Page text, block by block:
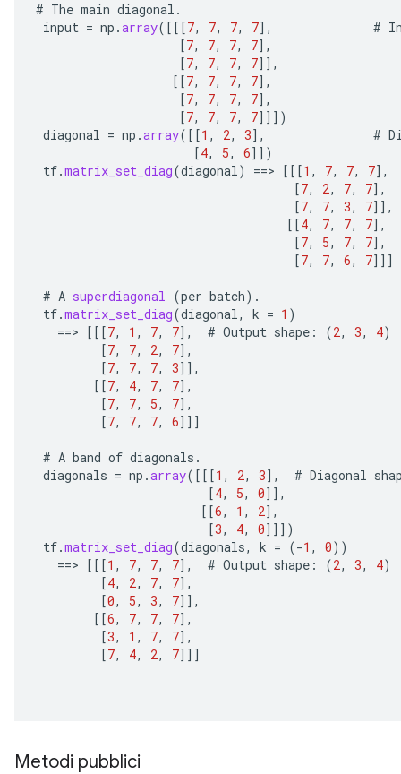
# The main diagonal .
input = np .array( [[[7, 7, 7, 7] , #
[7, 7, 7, 7] ,
[7, 7, 7, 7]] ,
[[7, 7, 7, 7] ,
[7, 7, 7, 7] ,
[7, 7, 7, 7]]] )
diagonal = np .array( [[1 , 2, 3] , #
[4, 5, 6]] )
tf.matrix_set_diag(diagonal) ==> [[[1 , 7, 7, 7] ,
[7, 2, 7, 7] ,
[7, 7, 3, 7]] ,
[[4, 7, 7, 7] ,
[7, 5, 7, 7] ,
[7, 7, 6, 7]]]
# A superdiagonal (per batch).
tf.matrix_set_diag(diagonal, k = 1 )
==> [[[7, 1 , 7, 7] , # Output shape : (2, 3, 4)
[7, 7, 2, 7] ,
[7, 7, 7, 3]] ,
[[7, 4, 7, 7] ,
[7, 7, 5, 7] ,
[7, 7, 7, 6]]]
# A band of diagonals .
diagonals = np .array( [[[1 , 2, 3] , # Diagonal
[4, 5, 0]] ,
[[6, 1 , 2] ,
[3, 4, 0]]] )
tf.matrix_set_diag(diagonals, k = (-1 , 0))
==> [[[1 , 7, 7, 7] , # Output shape : (2, 3, 4)
[4, 2, 7, 7] ,
[0, 5, 3, 7]] ,
[[6, 7, 7, 7] ,
[3, 1 , 7, 7] ,
[7, 4, 2, 7]]]
Metodi pubblici